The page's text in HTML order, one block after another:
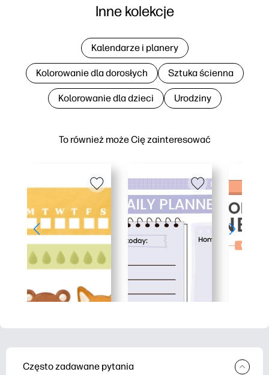
To również może Cię zainteresować
Inne kolekcje
Kalendarze i planery
Kolorowanie dla dorosłych Sztuka ścienna
Kolorowanie dla dzieci Urodziny
Często zadawane pytania